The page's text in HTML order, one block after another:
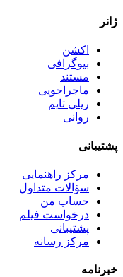
ژانر
اکشن
بیوگرافی
مستند
ماجراجویی
ریلی تایم
روانی
پشتیبانی
مرکز راهنمایی
سؤالات متداول
حساب من
درخواست فیلم
پشتیبانی
مرکز رسانه
خبرنامه